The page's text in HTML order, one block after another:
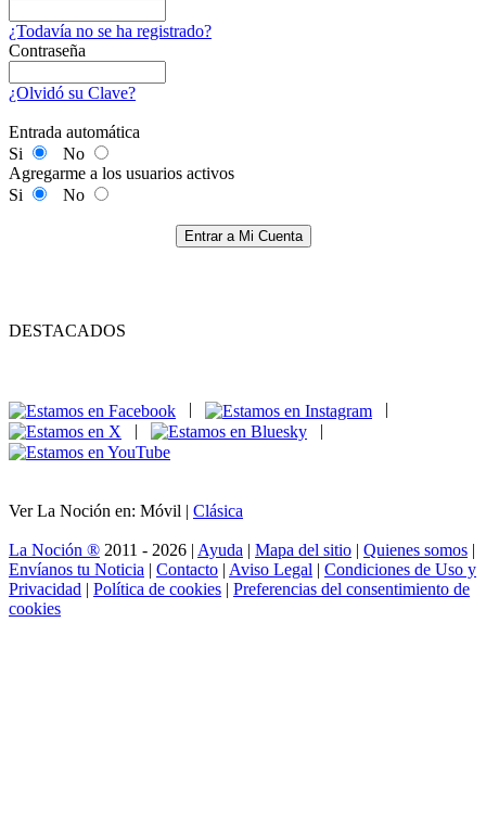
¿Todavía no se ha registrado?
Contraseña
¿Olvidó su Clave?
Entrada automática
Si
No
Agregarme a los usuarios activos
Si
No
Entrar a Mi Cuenta
DESTACADOS
|
|
Ver La Noción en: Móvil | Clásica
La Noción ® 2011 - 2026 | Ayuda | Mapa del sitio | Quienes somos |
Envíanos tu Noticia | Contacto | Aviso Legal | Condiciones de Uso y
Privacidad | Política de cookies | Preferencias del consentimiento de
cookies